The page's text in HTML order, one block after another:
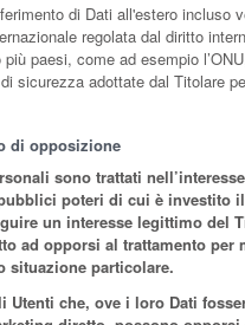
di Dati all'estero incluso
regolata dal diritto
paesi, come ad esempio
sicurezza adottate dal Titolare
di opposizione
sono trattati
poteri di cui è investito
un interesse legittimo del
ad opporsi al trattamento per
situazione particolare.
Utenti che, ove i loro Dati